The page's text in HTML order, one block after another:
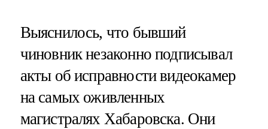
Выяснилось, что бывший
чиновник незаконно подписывал
акты об исправности видеокамер
на самых оживленных
магистралях Хабаровска. Они